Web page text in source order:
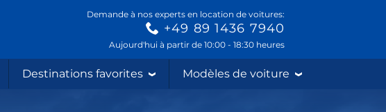
Demande à nos experts en location de voitures:
+49 89 1436 7940
Aujourd'hui à partir de 10:00 - 18:30 heures
Destinations favorites Modèles de voiture